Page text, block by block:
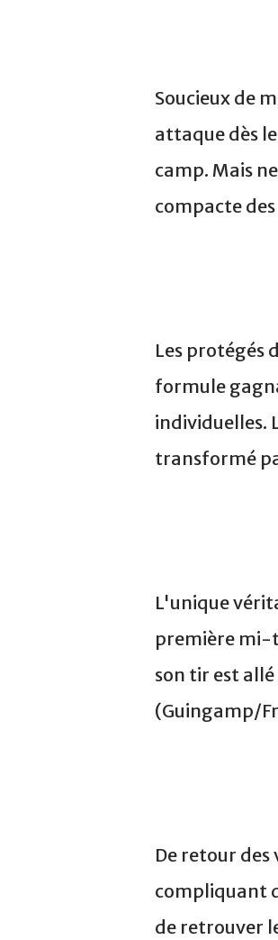
Soucieux de
attaque dès
camp. Mais
compacte
Les protégés
formule
individuelles.
transformé
L'unique
première mi-
son tir est
(Guingamp/
De retour
compliquant
de retrouver